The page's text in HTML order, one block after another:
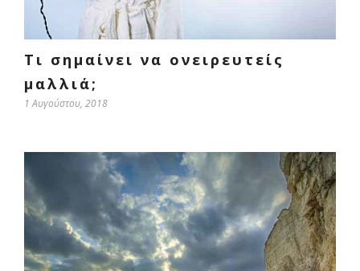
Τι σημαίνει να ονειρευτείς
μαλλιά;
1 Αυγούστου, 2018